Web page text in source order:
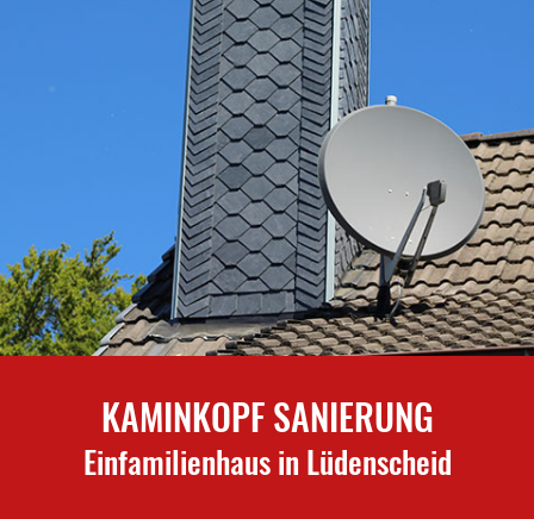
KAMINKOPF SANIERUNG
Einfamilienhaus in Lüdenscheid